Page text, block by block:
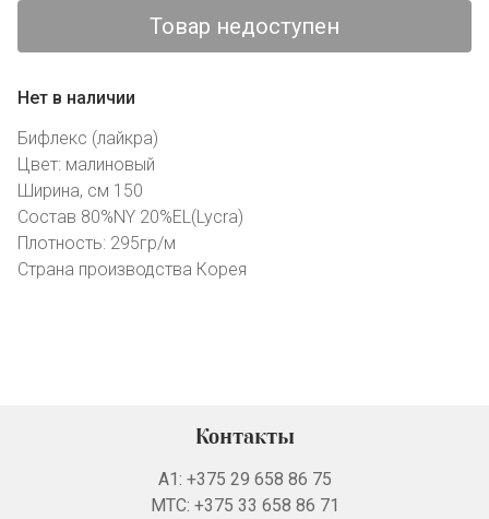
Нет в наличии
Бифлекс (лайкра)
Цвет: малиновый
Ширина, см 150
Состав 80%NY 20%EL(Lycra)
Плотность: 295гр/м
Страна производства Корея
Контакты
А1: +375 29 658 86 75
MTC: +375 33 658 86 71